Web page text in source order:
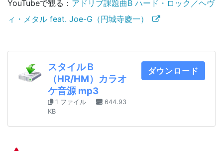
YouTubeで観る： アドリブ課題曲B ハード・ロック／ヘヴ
ィ・メタル feat. Joe-G（円城寺慶一）
スタイルＢ
（HR/HM）カラオ
ケ音源 mp3
1 ファイル
644.93
KB
ダウンロード